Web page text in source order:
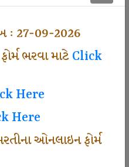
: 27-09-2026
ભરવા માટેClick
Here
Here
ઓનલાઇન ફોર્મ